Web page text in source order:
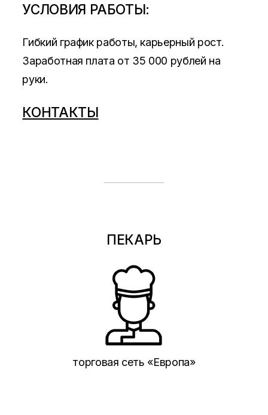
УСЛОВИЯ РАБОТЫ:
Гибкий график работы, карьерный рост.
Заработная плата от 35 000 рублей на
руки.
КОНТАКТЫ
ПЕКАРЬ
торговая сеть «Европа»